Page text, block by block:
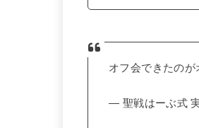
オフ会できたの
— 聖戦はーぶ式